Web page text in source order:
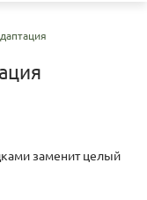
заменит целый